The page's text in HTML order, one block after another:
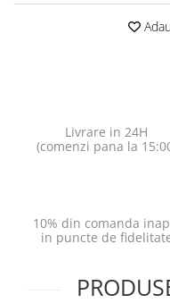
Livrare in 24H
(comenzi pana la
10% din comanda
in puncte de